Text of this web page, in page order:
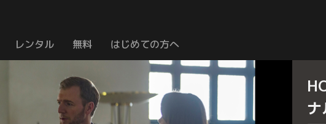
レンタル 無料 はじめての方へ